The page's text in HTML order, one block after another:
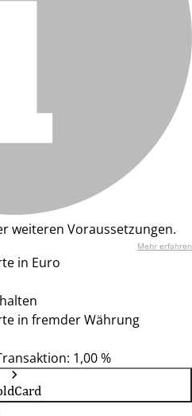
weiteren Voraussetzungen.
Mehr erfahren
in Euro
in fremder Währung
1,00 %